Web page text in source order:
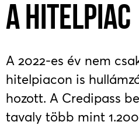
A HITELPIAC
A 2022-es év nem
hitelpiacon is
hozott. A Credipass
tavaly több mint